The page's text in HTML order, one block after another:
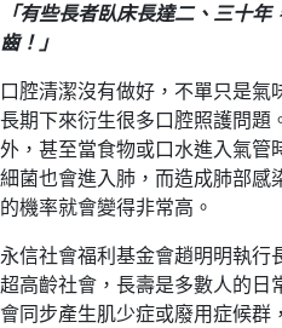
「有些長者臥床長達二、三十
齒！」
口腔清潔沒有做好，不單只是氣
長期下來衍生很多口腔照護問題
外，甚至當食物或口水進入氣管
細菌也會進入肺，而造成肺部感
的機率就會變得非常高。
永信社會福利基金會趙明明執行
超高齡社會，長壽是多數人的日
會同步產生肌少症或廢用症候群